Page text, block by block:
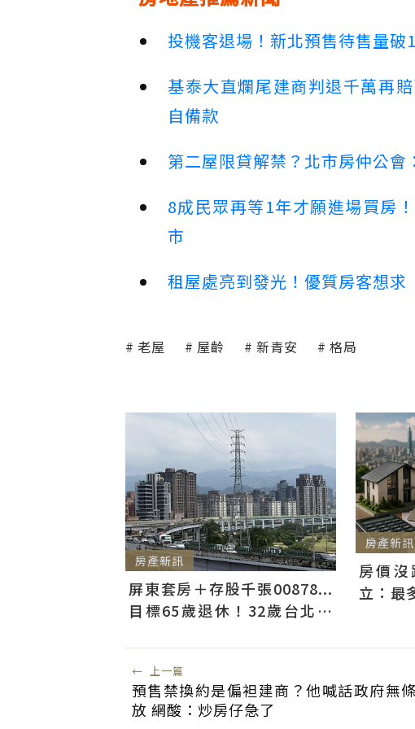
投機客退場！新北預售待售量
基泰大直爛尾建商判退千萬再
自備款
第二屋限貸解禁？北市房仲公會
8成民眾再等1年才願進場買房
市
租屋處亮到發光！優質房客想
老屋 屋齡 新青安 格局
房產新訊
屏東套房＋存股千張00878...
目標65歲退休！32歲台北人
房產新訊
房價沒
立：最
← 上一篇
預售禁換約是偏袒建商？他喊話政府無
放 網酸：炒房仔急了